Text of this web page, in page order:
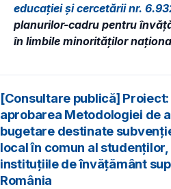
educației și cercetării nr.
planurilor-cadru pentru
în limbile minorităților
[Consultare publică]
aprobarea Metodologiei de
bugetare destinate
local în comun al
instituțiile de învățământ
România